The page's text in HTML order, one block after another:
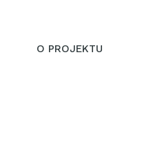
O PROJEKTU